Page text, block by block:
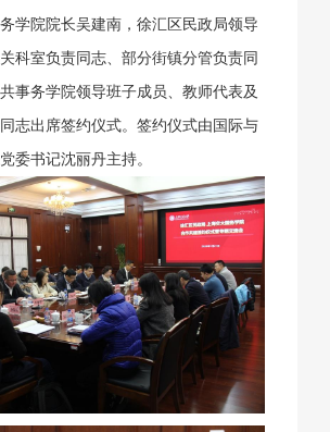
学院院长吴建南，徐汇区民政局领导
科室负责同志、部分街镇分管负责同
事务学院领导班子成员、教师代表及
志出席签约仪式。签约仪式由国际与
委书记沈丽丹主持。